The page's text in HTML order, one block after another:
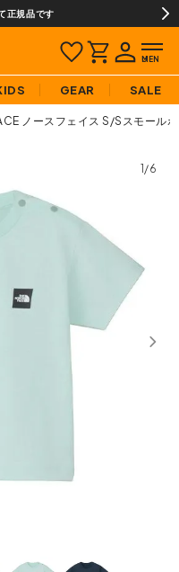
正規品です
GEAR SALE
ノースフェイス S/Sスモール
1/6